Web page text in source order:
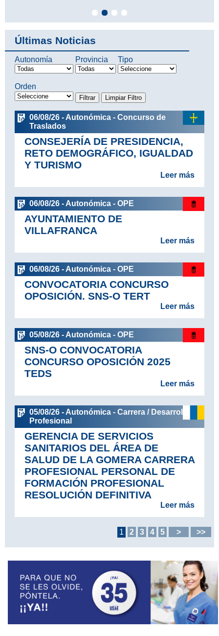
Últimas Noticias
Autonomía Provincia Tipo
Orden
06/08/26 - Autonómica - Concurso de
Traslados
CONSEJERÍA DE PRESIDENCIA,
RETO DEMOGRÁFICO, IGUALDAD
Y TURISMO
Leer más
06/08/26 - Autonómica - OPE
AYUNTAMIENTO DE
VILLAFRANCA
Leer más
06/08/26 - Autonómica - OPE
CONVOCATORIA CONCURSO
OPOSICIÓN. SNS-O TERT
Leer más
05/08/26 - Autonómica - OPE
SNS-O CONVOCATORIA
CONCURSO OPOSICIÓN 2025
TEDS
Leer más
05/08/26 - Autonómica - Carrera / Desarrollo
Profesional
GERENCIA DE SERVICIOS
SANITARIOS DEL ÁREA DE
SALUD DE LA GOMERA CARRERA
PROFESIONAL PERSONAL DE
FORMACIÓN PROFESIONAL
RESOLUCIÓN DEFINITIVA
Leer más
1 2 3 4 5 > >>